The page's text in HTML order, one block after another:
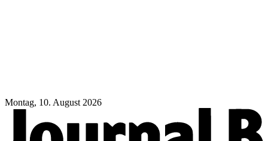
Montag, 10. August 2026